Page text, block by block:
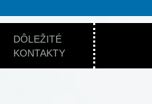
DÔLEŽITÉ
KONTAKTY